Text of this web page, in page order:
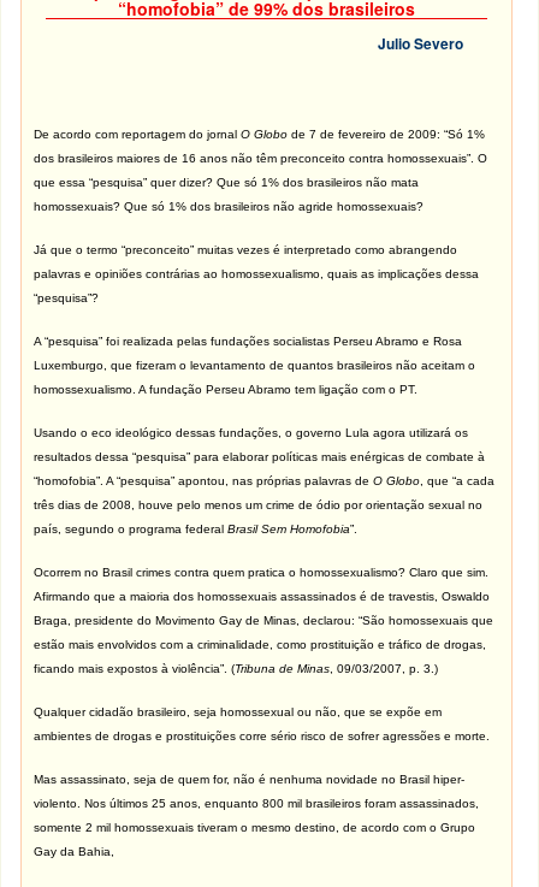
“homofobia” de 99% dos brasileiros
Julio Severo
De acordo comreportagem do jornalO Globo de 7 de fevereiro de 2009: “Só 1%
dos brasileiros maiores de 16 anos não têm preconceito contra homossexuais”. O
que essa “pesquisa” quer dizer? Que só 1% dos brasileiros não mata
homossexuais? Que só 1% dos brasileiros não agride homossexuais?
Já que o termo “preconceito” muitas vezes é interpretado como abrangendo
palavras e opiniões contrárias ao homossexualismo, quais as implicações dessa
“pesquisa”?
A “pesquisa” foi realizada pelas fundações socialistas Perseu Abramo e Rosa
Luxemburgo, que fizeram o levantamento de quantos brasileiros não aceitam o
homossexualismo. A fundação Perseu Abramo tem ligação com o PT.
Usando o eco ideológico dessas fundações, o governo Lula agora utilizará os
resultados dessa “pesquisa” para elaborar políticas mais enérgicas de combate à
“homofobia”. A “pesquisa” apontou, nas próprias palavras deO Globo , que “a cada
três dias de 2008, houve pelo menos um crime de ódio por orientação sexual no
país, segundo o programa federalBrasil Sem Homofobia”.
Ocorrem no Brasil crimes contra quem pratica o homossexualismo? Claro que sim.
Afirmando que a maioria dos homossexuais assassinados é de travestis, Oswaldo
Braga, presidente do Movimento Gay de Minas, declarou: “São homossexuais que
estão mais envolvidos com a criminalidade, como prostituição e tráfico de drogas,
ficando mais expostos à violência”. (Tribuna de Minas , 09/03/2007, p. 3.)
Qualquer cidadão brasileiro, seja homossexual ou não, que se expõe em
ambientes de drogas e prostituições corre sério risco de sofrer agressões e morte.
Mas assassinato, seja de quem for, não é nenhuma novidade no Brasil hiper-
violento. Nos últimos 25 anos, enquanto 800 mil brasileiros foram assassinados,
somente 2 mil homossexuais tiveram o mesmo destino, de acordo com o Grupo
Gay da Bahia,